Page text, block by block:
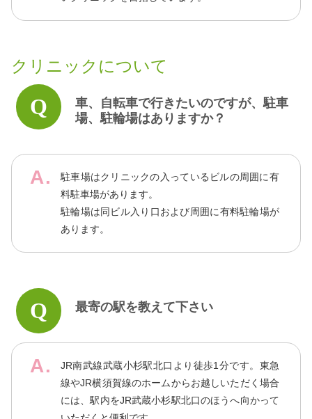
クリニックについて
車、自転車で行きたいのですが、駐車
場、駐輪場はありますか？
駐車場はクリニックの入っているビルの周囲に有
料駐車場があります。
駐輪場は同ビル入り口および周囲に有料駐輪場が
あります。
最寄の駅を教えて下さい
JR南武線武蔵小杉駅北口より徒歩1分です。東急
線やJR横須賀線のホームからお越しいただく場合
には、駅内をJR武蔵小杉駅北口のほうへ向かって